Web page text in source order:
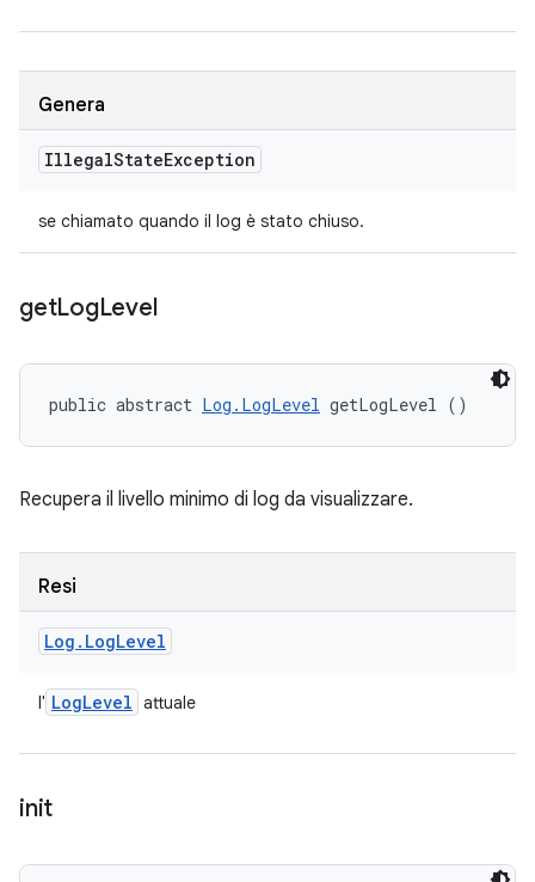
Genera
IllegalStateException
se chiamato quando il log è stato chiuso.
getLogLevel
public abstract Log.LogLevel getLogLevel ()
Recupera il livello minimo di log da visualizzare.
Resi
Log . LogLevel
l' LogLevel attuale
init